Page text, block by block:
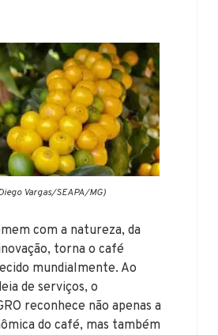
Vargas/SEAPA/MG)
com a natureza, da
torna o café
mundialmente. Ao
de serviços, o
reconhece não apenas a
do café, mas também